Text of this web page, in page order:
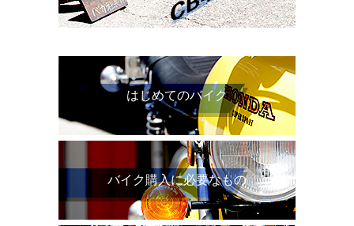
はじめてのバイク
バイク購入に必要なもの